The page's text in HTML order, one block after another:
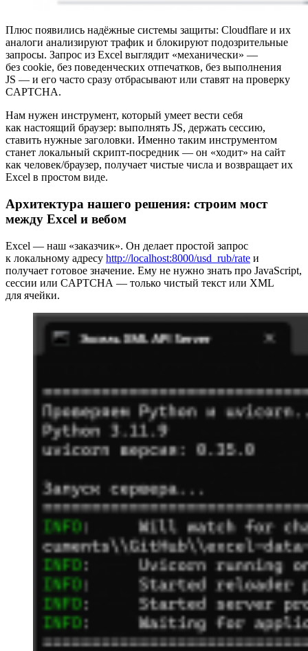
Плюс появились надёжные системы защиты: Cloudflare и их
аналоги анализируют трафик и блокируют подозрительные
запросы. Запрос из Excel выглядит «механически» —
без cookie, без поведенческих отпечатков, без выполнения
JS — и его часто сразу отбрасывают или ставят на проверку
CAPTCHA.
Нам нужен инструмент, который умеет вести себя
как настоящий браузер: выполнять JS, держать сессию,
ставить нужные заголовки. Именно таким инструментом
станет локальный скрипт‑посредник — он «ходит» на сайт
как человек/браузер, получает чистые числа и возвращает их
Excel в простом виде.
Архитектура нашего решения: строим мост
между Excel и вебом
Excel — наш «заказчик». Он делает простой запрос
к локальному адресу http://localhost:8000/usd_rub/rate и
получает готовое значение. Ему не нужно знать про JavaScript,
сессии или CAPTCHA — только чистый текст или XML
для ячейки.